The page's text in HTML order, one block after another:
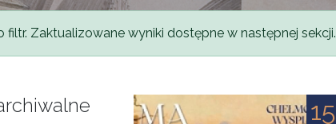
filtr. Zaktualizowane wyniki dostępne w następnej sekcji.
15